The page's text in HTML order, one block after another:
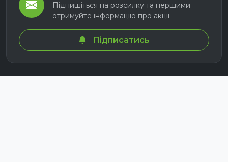
Підпишіться на розсилку та першими
отримуйте інформацію про акції
Підписатись